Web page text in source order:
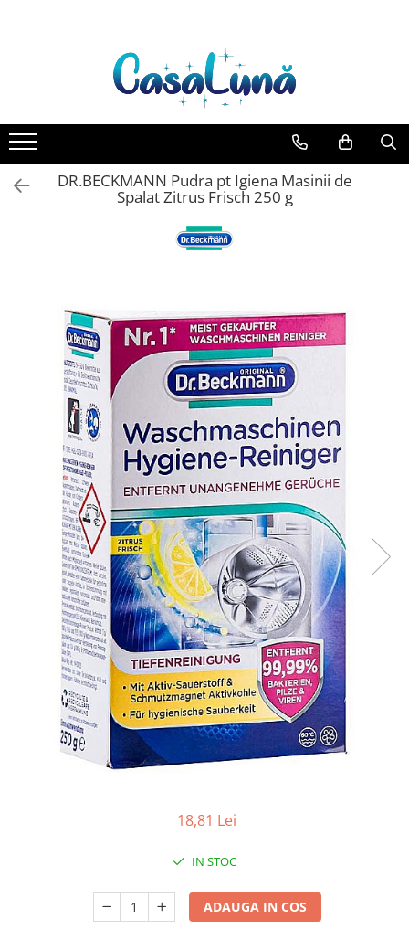
Toate Produsele
Gamma D'ORO Odorizant Cu
Betisoare 120 ml
EYFEL
EYFEL Odorizant Auto 10 ml
LORIS Odorizant cu Betisoare 120
Detergent Rufe
Anticalcar
Apret & solutii speciale
Balsam rufe
Detergent lichid
Detergent pudra
Inalbitor
Parfum de rufe
Solutie de intretinere textile
Solutii de scos pete
Tablete & Capsule
Produse Dezinfectante-
Antibacteriene
Produse de uz casnic
DR.BECKMANN Pudra pt Igiena Masinii de
Spalat Zitrus Frisch 250 g
18,81 Lei
IN STOC
ADAUGA IN COS